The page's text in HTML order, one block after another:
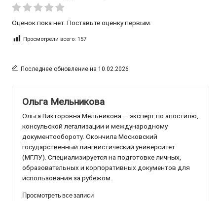
Оценок пока нет. Поставьте оценку первым.
Просмотрели всего: 157
Последнее обновление на 10.02.2026
Ольга Мельникова
Ольга Викторовна Мельникова — эксперт по апостилю,
консульской легализации и международному
документообороту. Окончила Московский
государственный лингвистический университет
(МГЛУ). Специализируется на подготовке личных,
образовательных и корпоративных документов для
использования за рубежом.
Просмотреть все записи